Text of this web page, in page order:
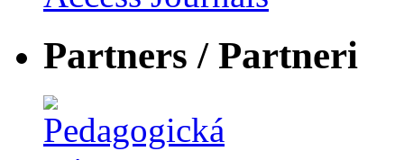
Partners / Partneri